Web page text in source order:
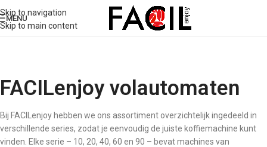
Skip to navigation
Skip to main content
MENU
FACILenjoy volautomaten
Bij FACILenjoy hebben we ons assortiment overzichtelijk ingedeeld in
verschillende series, zodat je eenvoudig de juiste koffiemachine kunt
vinden. Elke serie – 10, 20, 40, 60 en 90 – bevat machines van